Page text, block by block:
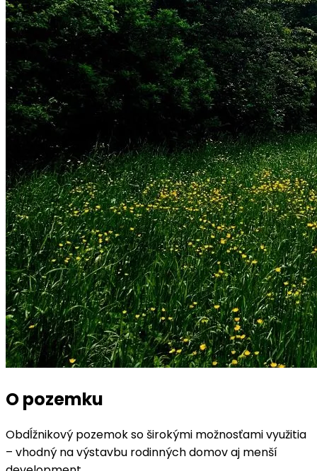
O pozemku
Obdĺžnikový pozemok so širokými možnosťami využitia
– vhodný na výstavbu rodinných domov aj menší